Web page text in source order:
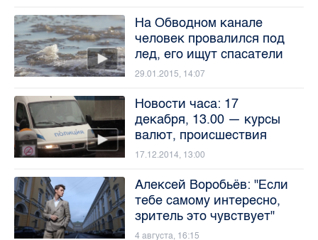
На Обводном канале
человек провалился под
лед, его ищут спасатели
29.01.2015, 14:07
Новости часа: 17
декабря, 13.00 — курсы
валют, происшествия
17.12.2014, 13:00
Алексей Воробьёв: "Если
тебе самому интересно,
зритель это чувствует"
4 августа, 16:15